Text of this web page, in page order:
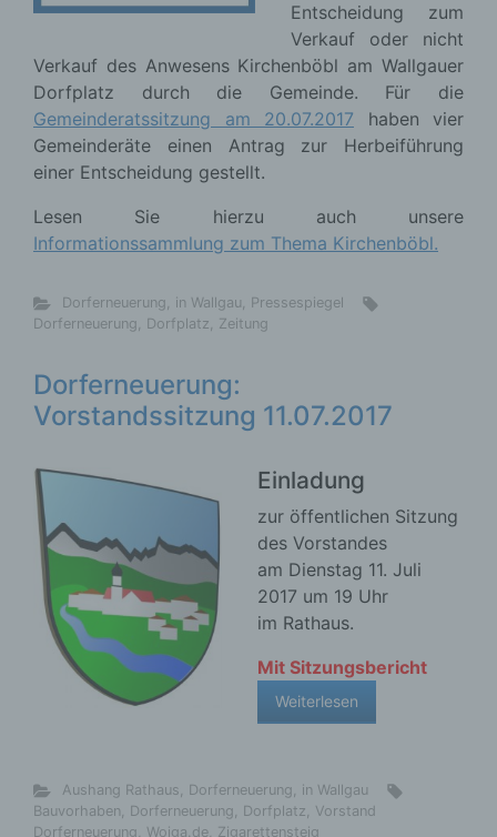
Entscheidung zum
Verkauf oder nicht
Verkauf des Anwesens Kirchenböbl am Wallgauer
Dorfplatz durch die Gemeinde. Für die
Gemeinderatssitzung am 20.07.2017 haben vier
Gemeinderäte einen Antrag zur Herbeiführung
einer Entscheidung gestellt.
Lesen Sie hierzu auch unsere
Informationssammlung zum Thema Kirchenböbl.
Dorferneuerung, in Wallgau, Pressespiegel
Dorferneuerung, Dorfplatz, Zeitung
Dorferneuerung:
Vorstandssitzung 11.07.2017
Einladung
zur öffentlichen Sitzung
des Vorstandes
am Dienstag 11. Juli
2017 um 19 Uhr
im Rathaus.
Mit Sitzungsbericht
Weiterlesen
Aushang Rathaus, Dorferneuerung, in Wallgau
Bauvorhaben, Dorferneuerung, Dorfplatz, Vorstand
Dorferneuerung, Woiga.de, Zigarettensteig